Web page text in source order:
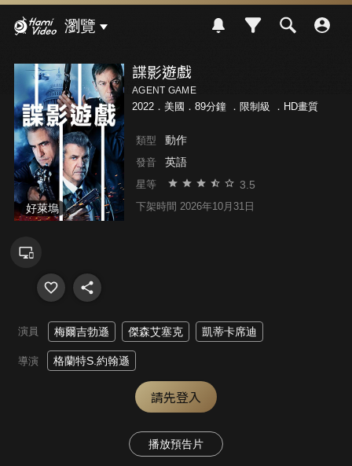
瀏覽
好萊塢
諜影遊戲
AGENT GAME
2022．美國．89分鐘 ． 限制級 ．HD畫質
類型 動作
發音 英語
星等 3.5
下架時間 2026年10月31日
演員 梅爾吉勃遜 傑森艾塞克 凱蒂卡席迪
導演 格蘭特S.約翰遜
請先登入
播放預告片